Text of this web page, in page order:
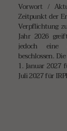
Vorwort /
Zeitpunkt der
Verpflichtung
Jahr 2026
jedoch eine
beschlossen.
1. Januar 2027
Juli 2027 für